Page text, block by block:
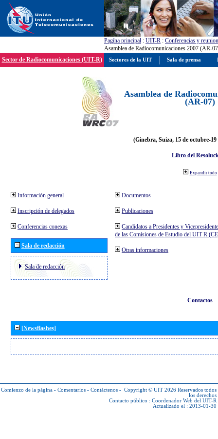
Pagína principal : UIT-R : Conferencias y
Asamblea de Radiocomunicaciones 2007 (AR-
Sector de Radiocomunicaciones (UIT-R)
Asamblea de
(AR-07)
(Ginebra, Suiza, 15 de octubre-19
Libro del
Expandir todo
Información general
Inscripción de delegados
Conferencias conexas
Sala de redacción
Sala de redacción
Documentos
Publicaciones
Candidatos a Presidentes y
de las Comisiones de Estudio del UIT R
Otras informaciones
Contactos
[Newsflashes]
Comienzo de la página - Comentarios - Contáctenos - Copyright © UIT 2026 Reservados todos
los derechos
Contacto público : Coordenador Web del UIT-R
Actualizado el : 2013-01-30
Sectores de la UIT Sala de prensa